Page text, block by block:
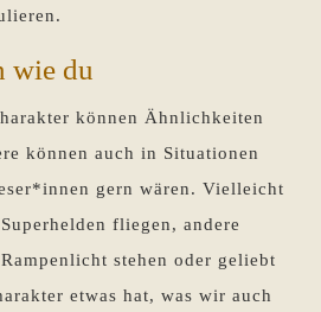
wie du
können Ähnlichkeiten
können auch in Situationen
gern wären. Vielleicht
fliegen, andere
stehen oder geliebt
etwas hat, was wir auch